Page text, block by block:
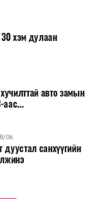
хэм дулаан
авто замын
аас...
06
дуустал санхүүгийн